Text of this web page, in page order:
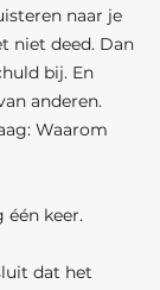
naar je
niet deed. Dan
bij. En
anderen.
Waarom
één keer.
dat het